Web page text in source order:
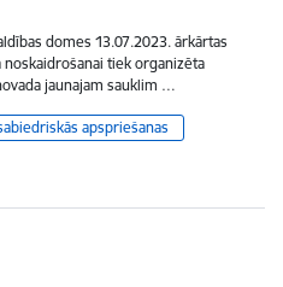
domes 13.07.2023. ārkārtas
tiek organizēta
jaunajam sauklim …
apspriešanas